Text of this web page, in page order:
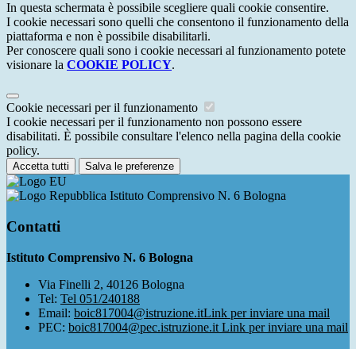
In questa schermata è possibile scegliere quali cookie consentire.
I cookie necessari sono quelli che consentono il funzionamento della
piattaforma e non è possibile disabilitarli.
Per conoscere quali sono i cookie necessari al funzionamento potete
visionare la COOKIE POLICY.
Cookie necessari per il funzionamento
I cookie necessari per il funzionamento non possono essere
disabilitati. È possibile consultare l'elenco nella pagina della cookie
policy.
Accetta tutti Salva le preferenze
Istituto Comprensivo N. 6 Bologna
Contatti
Istituto Comprensivo N. 6 Bologna
Via Finelli 2, 40126 Bologna
Tel: Tel 051/240188
Email: boic817004@istruzione.itLink per inviare una mail
PEC: boic817004@pec.istruzione.it Link per inviare una mail